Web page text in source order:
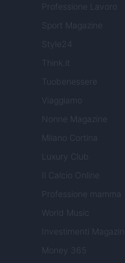
Professione Lavoro
Sport Magazine
Style24
Think.it
Tuobenessere
Viaggiamo
Nonne Magazine
Milano Cortina
Luxury Club
Il Calcio Online
Professione mamma
World Music
Investimenti Magazine
Money 365